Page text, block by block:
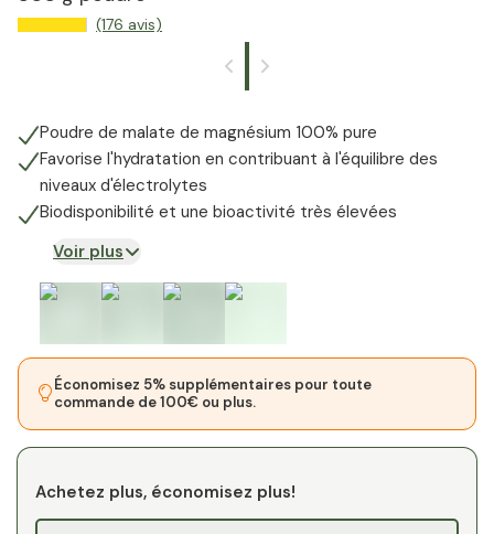
(176 avis)
Poudre de malate de magnésium 100% pure
Favorise l'hydratation en contribuant à l'équilibre des
niveaux d'électrolytes
Biodisponibilité et une bioactivité très élevées
Voir plus
Économisez 5% supplémentaires pour toute
commande de 100€ ou plus.
Achetez plus, économisez plus!